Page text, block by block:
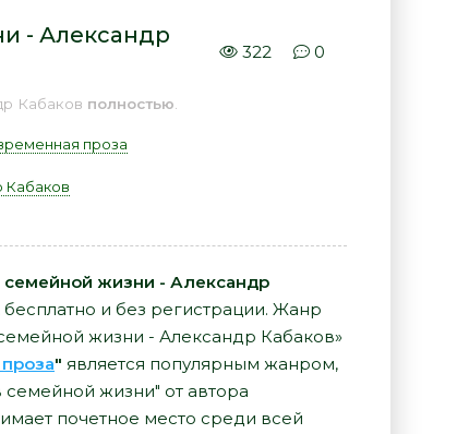
- Александр
322 0
Кабаков полностью
проза
Кабаков
семейной жизни - Александр
бесплатно и без регистрации. Жанр
жизни - Александр Кабаков»
" является популярным жанром,
семейной жизни" от автора
почетное место среди всей